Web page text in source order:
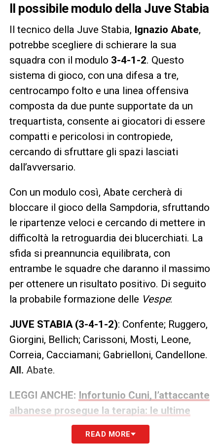
Il possibile modulo della Juve Stabia
Il tecnico della Juve Stabia, Ignazio Abate,
potrebbe scegliere di schierare la sua
squadra con il modulo 3-4-1-2. Questo
sistema di gioco, con una difesa a tre,
centrocampo folto e una linea offensiva
composta da due punte supportate da un
trequartista, consente ai giocatori di essere
compatti e pericolosi in contropiede,
cercando di sfruttare gli spazi lasciati
dall’avversario.
Con un modulo così, Abate cercherà di
bloccare il gioco della Sampdoria, sfruttando
le ripartenze veloci e cercando di mettere in
difficoltà la retroguardia dei blucerchiati. La
sfida si preannuncia equilibrata, con
entrambe le squadre che daranno il massimo
per ottenere un risultato positivo. Di seguito
la probabile formazione delle Vespe:
JUVE STABIA (3-4-1-2): Confente; Ruggero,
Giorgini, Bellich; Carissoni, Mosti, Leone,
Correia, Cacciamani; Gabrielloni, Candellone.
All. Abate.
LEGGI ANCHE: Infortunio Cuni, l’attaccante
albanese prosegue la terapia: le ultime
dopo l’allenamento odierno
READ MORE